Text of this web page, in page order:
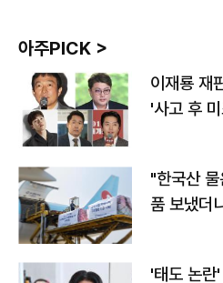
아주PICK >
이재룡 재
'사고 후
"한국산
품 보냈더
'태도 논란